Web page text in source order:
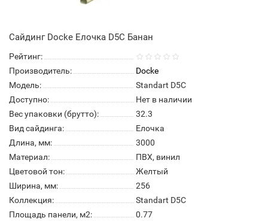
Сайдинг Docke Елочка D5C Банан
Рейтинг:
Производитель:
Docke
Модель:
Standart D5C
Доступно:
Нет в наличии
Вес упаковки (брутто):
32.3
Вид сайдинга:
Елочка
Длина, мм:
3000
Материал:
ПВХ, винил
Цветовой тон:
Желтый
Ширина, мм:
256
Коллекция:
Standart D5C
Площадь панели, м2:
0.77